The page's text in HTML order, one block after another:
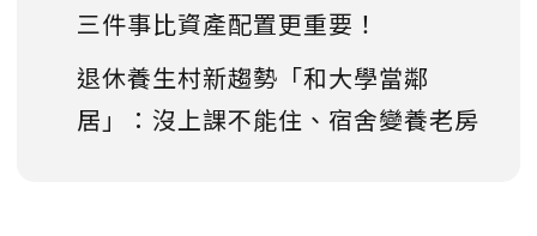
三件事比資產配置更重要！
退休養生村新趨勢「和大學當鄰
居」：沒上課不能住、宿舍變養老房